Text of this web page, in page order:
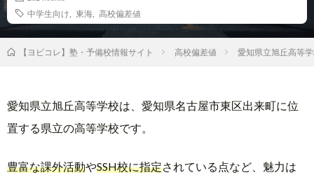
中学生向け
東海 高校偏差値
【ヨビコレ】塾・予備校情報サイト 高校偏差値 愛知県立旭丘高等
愛知県立旭丘高等学校は、愛知県名古屋市東区出来町に位
置する県立の高等学校です。
豊富な課外活動やSSH校に指定されている点など、魅力は